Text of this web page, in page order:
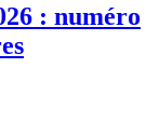
: numéro